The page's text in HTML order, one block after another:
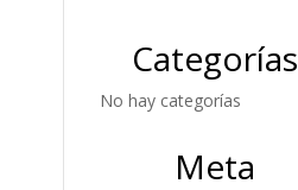
Categorías
No hay categorías
Meta